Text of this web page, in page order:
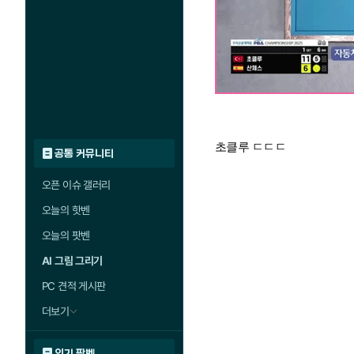
공통 커뮤니티
오픈 이슈 갤러리
오늘의 핫벤
오늘의 팟벤
AI 그림 그리기
PC 견적 게시판
더보기
초클루 ㄷㄷㄷ